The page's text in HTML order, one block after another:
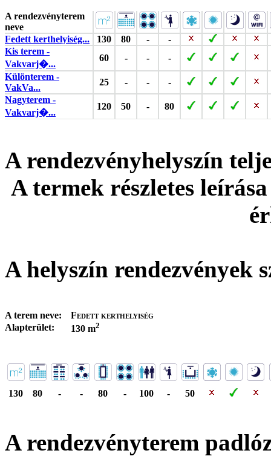
A rendezvényterem
neve
Fedett kerthelyiség...
130 80 -
-
Kis terem -
Vakvarj�...
60 - -
-
Különterem -
VakVa...
25 - -
-
Nagyterem -
Vakvarj�...
120 50 - 80
A rendezvényhelyszín
A termek részletes
A helyszín rendezvények
A terem neve:
Fedett kerthelyiség
Alapterület:
130 m2
130 80 - - 80 - 100 - 50
A rendezvényterem